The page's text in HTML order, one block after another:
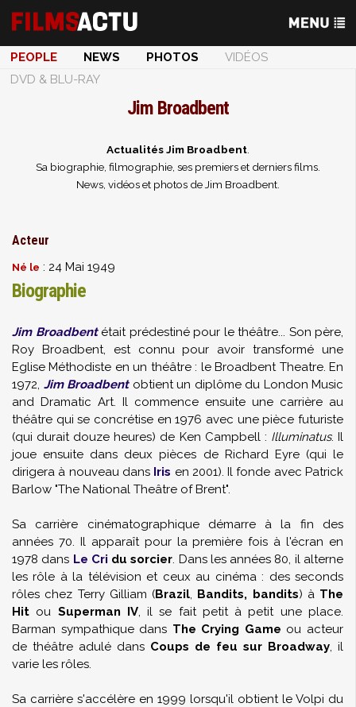
PEOPLE NEWS PHOTOS
VIDÉOS
DVD & BLU-RAY
Jim Broadbent
Actualités Jim Broadbent.
Sa biographie, filmographie, ses premiers et derniers films.
News, vidéos et photos de Jim Broadbent.
Acteur
Né le : 24 Mai 1949
Biographie
Jim Broadbentétait prédestiné pour le théâtre... Son père,
Roy Broadbent, est connu pour avoir transformé une
Eglise Méthodiste en un théâtre : le Broadbent Theatre. En
1972, Jim Broadbentobtient un diplôme du London Music
and Dramatic Art. Il commence ensuite une carrière au
théâtre qui se concrétise en 1976 avec une pièce futuriste
(qui durait douze heures) de Ken Campbell : Illuminatus. Il
joue ensuite dans deux pièces de Richard Eyre(qui le
dirigera à nouveau dans Iris en 2001). Il fonde avec Patrick
Barlow "The National Theâtre of Brent".
Sa carrière cinématographique démarre à la fin des
années 70. Il apparaît pour la première fois à l'écran en
1978 dans Le Cri du sorcier. Dans les années 80, il alterne
les rôle à la télévision et ceux au cinéma : des seconds
rôles chez Terry Gilliam (Brazil, Bandits, bandits) à The
Hit ou Superman IV, il se fait petit à petit une place.
Barman sympathique dans The Crying Game ou acteur
de théâtre adulé dans Coups de feu sur Broadway, il
varie les rôles.
Sa carrière s'accélère en 1999 lorsqu'il obtient le Volpi du